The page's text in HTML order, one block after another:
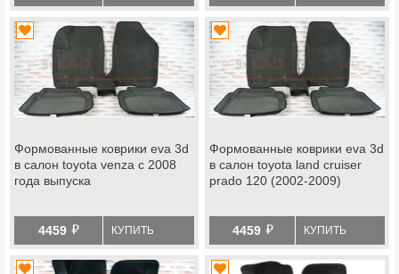
Формованные коврики eva 3d
в салон toyota venza с 2008
года выпуска
4459 й КУПИТЬ
Формованные коврики eva 3d
в салон toyota land cruiser
prado 120 (2002-2009)
4459 й КУПИТЬ